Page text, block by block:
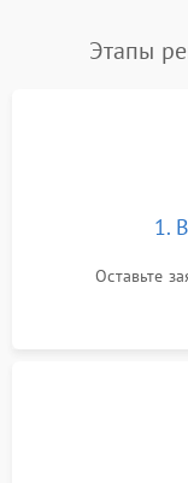
Этапы
1.
Оставьте